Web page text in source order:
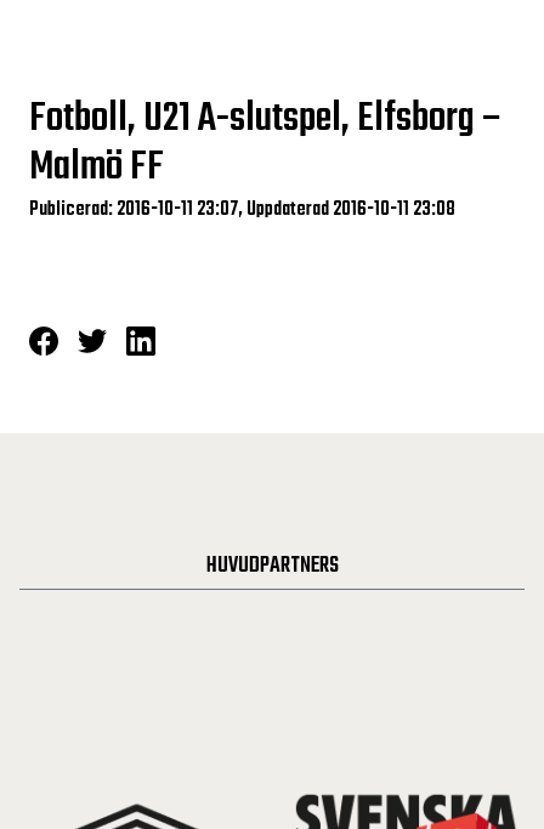
Fotboll, U21 A-slutspel, Elfsborg –
Malmö FF
Publicerad: 2016-10-11 23:07, Uppdaterad 2016-10-11 23:08
HUVUDPARTNERS